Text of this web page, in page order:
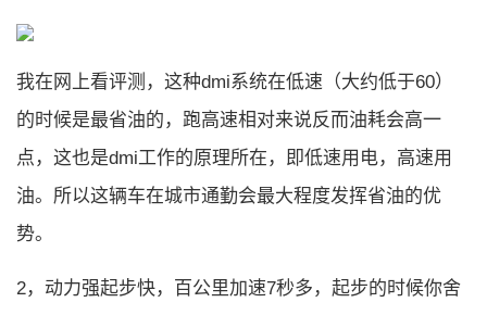
我在网上看评测，这种dmi系统在低速（大约低于60）
的时候是最省油的，跑高速相对来说反而油耗会高一
点，这也是dmi工作的原理所在，即低速用电，高速用
油。所以这辆车在城市通勤会最大程度发挥省油的优
势。
2，动力强起步快，百公里加速7秒多，起步的时候你舍